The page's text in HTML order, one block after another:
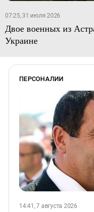
07:25, 31 июля 2026
Двое военных из
Украине
ПЕРСОНАЛИИ
14:41, 7 августа 2026